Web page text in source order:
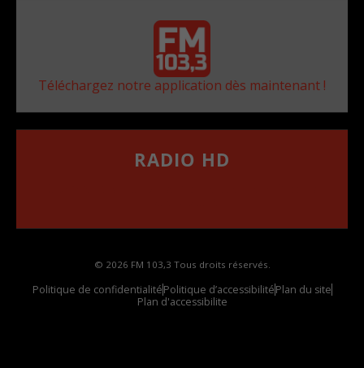
Téléchargez notre application dès maintenant !
RADIO HD
© 2026 FM 103,3 Tous droits réservés.
Politique de confidentialitéPolitique d’accessibilitéPlan du site
Plan d'accessibilite